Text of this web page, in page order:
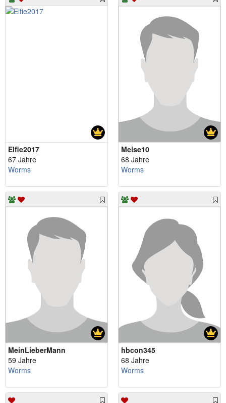
Elfie2017
67 Jahre
Worms
Meise10
68 Jahre
Worms
MeinLieberMann
59 Jahre
Worms
hbcon345
68 Jahre
Worms